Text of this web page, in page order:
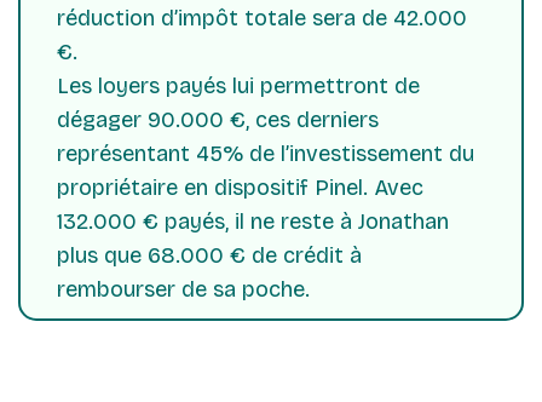
réduction d’impôt totale sera de 42.000
€.
Les loyers payés lui permettront de
dégager 90.000 €, ces derniers
représentant 45% de l’investissement du
propriétaire en dispositif Pinel. Avec
132.000 € payés, il ne reste à Jonathan
plus que 68.000 € de crédit à
rembourser de sa poche.